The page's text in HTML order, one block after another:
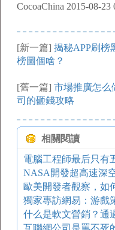
CocoaChina 2015-08-23
[新一篇] 揭秘APP刷榜
榜圖個啥？
[舊一篇] 市場推廣怎么
司的砸錢攻略
相關閱讀
電腦工程師最后只有
NASA開發超高速深
歐美開發者觀察，如
獨家專訪網易：游戲
互聯網公司是罵不死